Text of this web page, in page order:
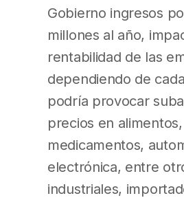
Gobierno ingresos
millones al año,
rentabilidad de las
dependiendo de
podría provocar
precios en alimentos,
medicamentos,
electrónica, entre
industriales,